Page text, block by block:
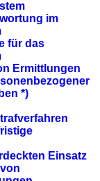
im
für das
Ermittlungen
*)
Einsatz